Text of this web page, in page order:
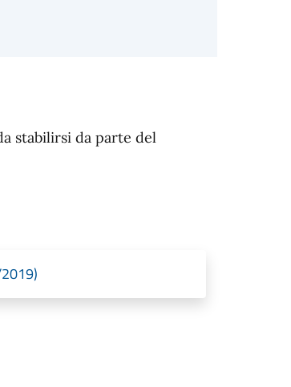
stabilirsi da parte del